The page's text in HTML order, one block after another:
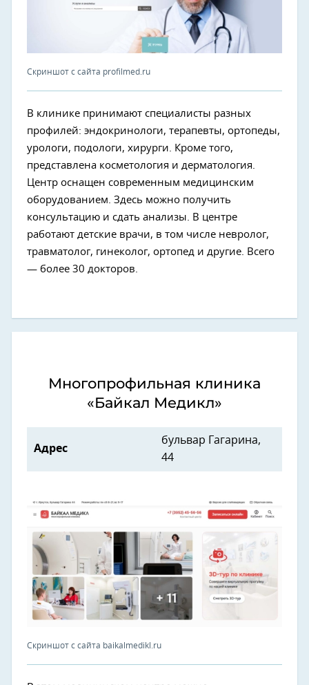
Скриншот с сайта profilmed.ru
В клинике принимают специалисты разных
профилей: эндокринологи, терапевты, ортопеды,
урологи, подологи, хирурги. Кроме того,
представлена косметология и дерматология.
Центр оснащен современным медицинским
оборудованием. Здесь можно получить
консультацию и сдать анализы. В центре
работают детские врачи, в том числе невролог,
травматолог, гинеколог, ортопед и другие. Всего
— более 30 докторов.
Многопрофильная клиника
«Байкал Медикл»
Адрес
бульвар Гагарина,
44
Скриншот с сайта baikalmedikl.ru